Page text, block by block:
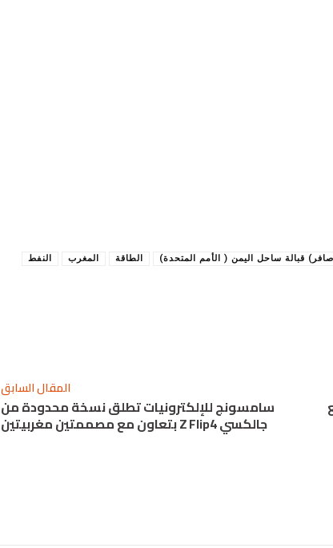
قبالة ساحل اليمن ( الأمم المتحدة) الطاقة المغرب النفط
المقال السابق
سامسونج للإلكترونيات تطلق نسخة محدودة من
جالكسي Z Flip4 بتعاون مع مصممتين مغربيتين